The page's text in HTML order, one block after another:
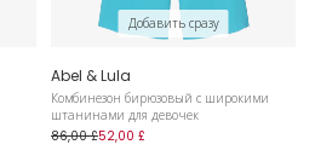
Добавить сразу
Abel & Lula
Комбинезон бирюзовый с широкими
штанинами для девочек
86,00 £52,00 £